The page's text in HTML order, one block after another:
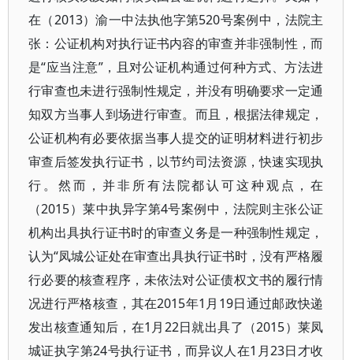
在（2013）渝一中法执他字第520号案例中，法院主
张：公证机构对执行证书内容的审查并非强制性，而
是“应当注意”，且对公证机构通过何种方式、方法进
行审查也未进行强制性规定，并没有明确要求一定通
知双方当事人到场进行审查。而且，根据法律规定，
公证机构有必要依据当事人提交的证明材料进行初步
审查后签发执行证书，以节约司法资源，快速实现执
行。然而，并非所有法院都认可这种观点，在
（2015）莱中执异字第4号案例中，法院则主张公证
机构出具执行证书时的审查义务是一种强制性规定，
认为“凤城公证处在审查出具执行证书时，没有严格履
行必要的核查程序，未依法对公证债权文书的履行情
况进行严格核查，其在2015年1月19日通过邮政快递
发出核查通知后，在1月22日就出具了（2015）莱凤
城证执字第24号执行证书，而异议人在1月23日才收